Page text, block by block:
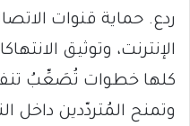
ردع. حماية قنوات
الإنترنت، وتوثيق
كلها خطوات تُصَعِّبُ
وتمنح المُتردّدين داخل